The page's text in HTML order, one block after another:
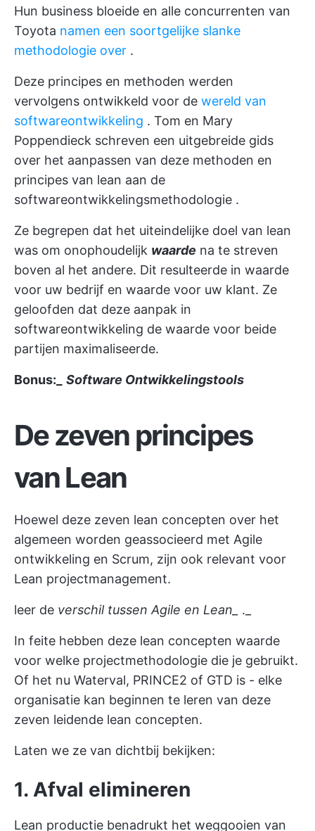
Hun business bloeide en alle concurrenten van
Toyota namen een soortgelijke slanke
methodologie over .
Deze principes en methoden werden
vervolgens ontwikkeld voor de wereld van
softwareontwikkeling . Tom en Mary
Poppendieck schreven een uitgebreide gids
over het aanpassen van deze methoden en
principes van lean aan de
softwareontwikkelingsmethodologie .
Ze begrepen dat het uiteindelijke doel van lean
was om onophoudelijk waarde na te streven
boven al het andere. Dit resulteerde in waarde
voor uw bedrijf en waarde voor uw klant. Ze
geloofden dat deze aanpak in
softwareontwikkeling de waarde voor beide
partijen maximaliseerde.
Bonus:_ Software Ontwikkelingstools
De zeven principes
van Lean
Hoewel deze zeven lean concepten over het
algemeen worden geassocieerd met Agile
ontwikkeling en Scrum, zijn ook relevant voor
Lean projectmanagement.
leer de verschil tussen Agile en Lean_ ._
In feite hebben deze lean concepten waarde
voor welke projectmethodologie die je gebruikt.
Of het nu Waterval, PRINCE2 of GTD is - elke
organisatie kan beginnen te leren van deze
zeven leidende lean concepten.
Laten we ze van dichtbij bekijken:
1. Afval elimineren
Lean productie benadrukt het weggooien van